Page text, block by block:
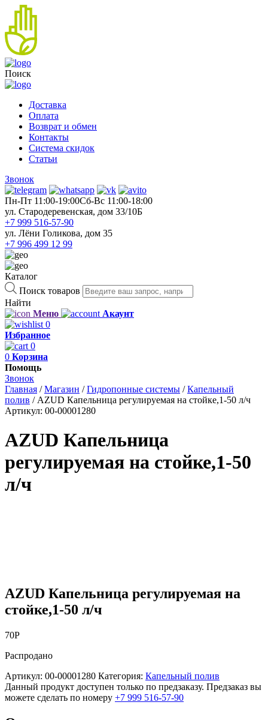
Поиск
Доставка
Оплата
Возврат и обмен
Контакты
Система скидок
Статьи
Звонок
Пн-Пт 11:00-19:00Cб-Вс 11:00-18:00
ул. Стародеревенская, дом 33/10Б
+7 999 516-57-90
ул. Лёни Голикова, дом 35
+7 996 499 12 99
Каталог
Поиск товаров
Найти
Меню
Акаунт
0
Избранное
0
0 Корзина
Помощь
Звонок
Главная /Магазин /Гидропонные системы /Капельный
полив / AZUD Капельница регулируемая на стойке,1-50 л/ч
Артикул: 00-00001280
AZUD Капельница
регулируемая на стойке,1-50
л/ч
AZUD Капельница регулируемая на
стойке,1-50 л/ч
70Р
Распродано
Артикул: 00-00001280 Категория: Капельный полив
Данный продукт доступен только по предзаказу. Предзаказ вы
можете сделать по номеру +7 999 516-57-90